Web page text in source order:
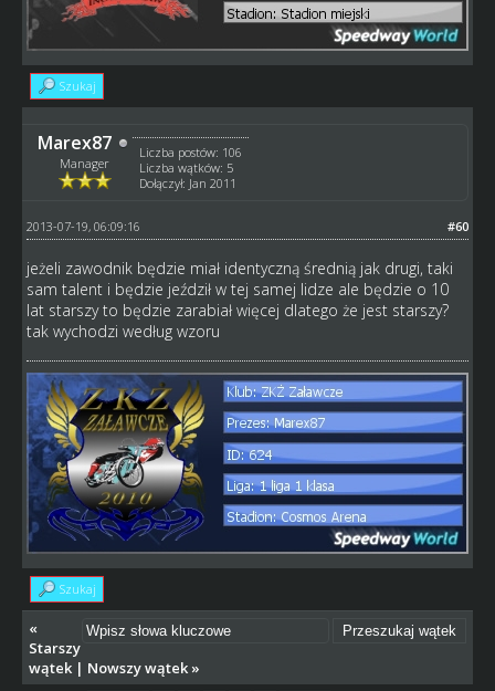
Szukaj
Marex87
Manager
Liczba postów: 106
Liczba wątków: 5
Dołączył: Jan 2011
#60
2013-07-19, 06:09:16
jeżeli zawodnik będzie miał identyczną średnią jak drugi, taki
sam talent i będzie jeździł w tej samej lidze ale będzie o 10
lat starszy to będzie zarabiał więcej dlatego że jest starszy?
tak wychodzi według wzoru
Szukaj
«
Starszy
wątek| Nowszy wątek»